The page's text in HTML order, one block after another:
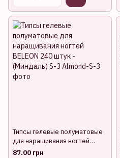
Типсы гелевые полуматовые
для наращивания ногтей
BELEON 240 штук - (Миндаль)
87.00 грн